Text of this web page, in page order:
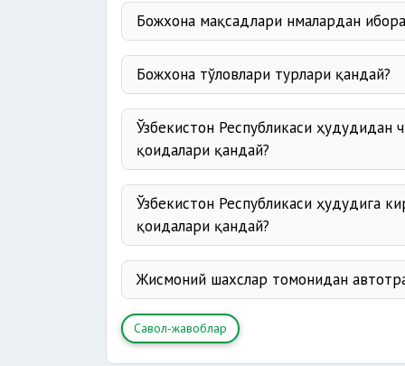
Божхона мақсадлари нмалардан
божхона чегараси орқали
ташиш, сақлаш ва қайта
таъминлаш;
божхона тўловлари ўз
иқтисодий сиёсат
этилишини таъминлаш;
божхона тўғрисидаги
Божхона тўловлари турлари қандай?
тўланади.
Божхона тўловлари турлари:
божхона божи;
қўшилган қиймат солиғи;
акциз солиғи;
божхона йиғимлари.
Ўзбекистон Республикаси ҳудудидан
қоидалари қандай?
Ўзбекистон Республикаси ҳудудига
қоидалари қандай?
Жисмоний шахслар томонидан
Ўзбекистон Республикаси
Савол-жавоблар